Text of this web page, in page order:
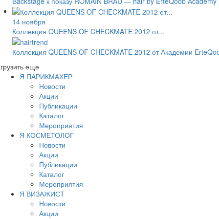
14 ноября
Коллекция QUEENS OF CHECKMATE 2012 от...
Коллекция QUEENS OF CHECKMATE 2012 от Академии
еще
Я ПАРИКМАХЕР
Новости
Акции
Публикации
Каталог
Мероприятия
Я КОСМЕТОЛОГ
Новости
Акции
Публикации
Каталог
Мероприятия
Я ВИЗАЖИСТ
Новости
Акции